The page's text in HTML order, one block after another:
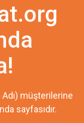
müşterilerine
sayfasıdır.